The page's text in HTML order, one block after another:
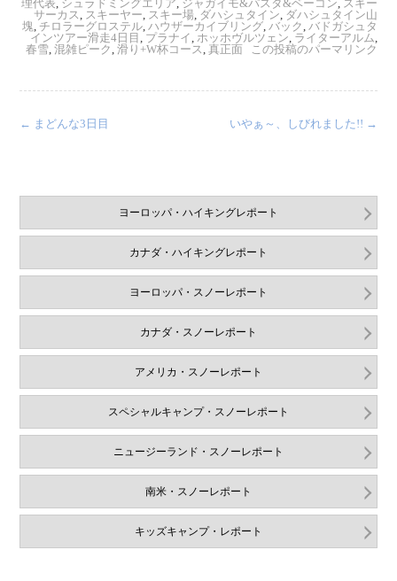
理代表 シュラドミングエリア ジャガイモ&パスタ&ベーコン スキー
サーカス
スキーヤー スキー場 ダハシュタイン ダハシュタイン山
塊 チロラーグロステル, ハウザーカイブリング, バック バドガシュタ
インツアー滑走4日目 プラナイ ホッホヴルツェン ライターアルム
春雪 混雑ピーク 滑り+W杯コース 真正面 この投稿のパーマリンク
← まどんな3日目 いやぁ～、しびれました!! →
ヨーロッパ・ハイキングレポート
カナダ・ハイキングレポート
ヨーロッパ・スノーレポート
カナダ・スノーレポート
アメリカ・スノーレポート
スペシャルキャンプ・スノーレポート
ニュージーランド・スノーレポート
南米・スノーレポート
キッズキャンプ・レポート